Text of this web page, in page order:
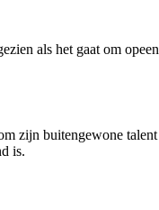
als het gaat om
zijn buitengewone
is.